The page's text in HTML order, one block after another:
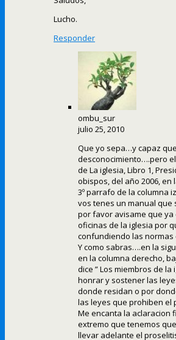
Lucho.
Responder
ombu_sur
julio 25, 2010
Que yo sepa…y capaz
desconocimiento….pero
de La iglesia, Libro 1,
obispos, del año 2006, en
3º parrafo de la columna
vos tenes un manual que
por favor avisame que
oficinas de la iglesia por
confundiendo las normas
Y como sabras….en la
en la columna derecho,
dice ” Los miembros de
honrar y sostener las
donde residan o por
las leyes que prohiben el
Me encanta la aclaracion
extremo que tenemos
llevar adelante el